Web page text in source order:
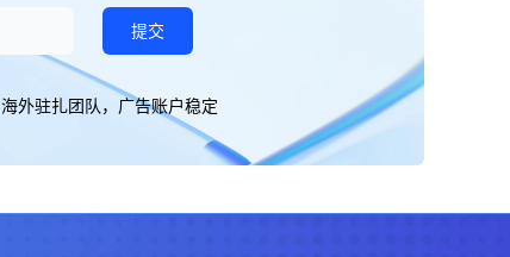
提交
海外驻扎团队，广告账户稳定